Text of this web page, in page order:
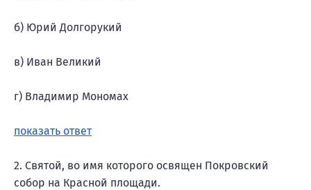
б) Юрий Долгорукий
в) Иван Великий
г) Владимир Мономах
показать ответ
2. Святой, во имя которого освящен Покровский
собор на Красной площади.